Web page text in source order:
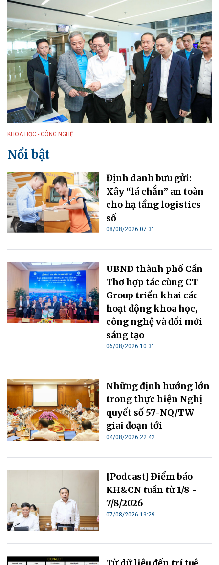
KHOA HỌC - CÔNG NGHỆ
Nổi bật
Định danh bưu gửi:
Xây “lá chắn” an toàn
cho hạ tầng logistics
số
08/08/2026 07:31
UBND thành phố Cần
Thơ hợp tác cùng CT
Group triển khai các
hoạt động khoa học,
công nghệ và đổi mới
sáng tạo
06/08/2026 10:31
Những định hướng lớn
trong thực hiện Nghị
quyết số 57-NQ/TW
giai đoạn tới
04/08/2026 22:42
[Podcast] Điểm báo
KH&CN tuần từ 1/8 -
7/8/2026
07/08/2026 19:29
Từ dữ liệu đến trí tuệ